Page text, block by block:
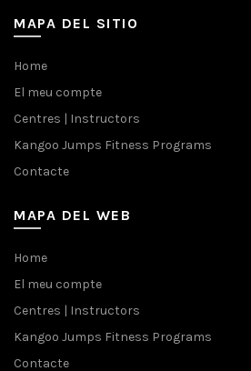
MAPA DEL SITIO
Home
El meu compte
Centres | Instructors
Kangoo Jumps Fitness Programs
Contacte
MAPA DEL WEB
Home
El meu compte
Centres | Instructors
Kangoo Jumps Fitness Programs
Contacte